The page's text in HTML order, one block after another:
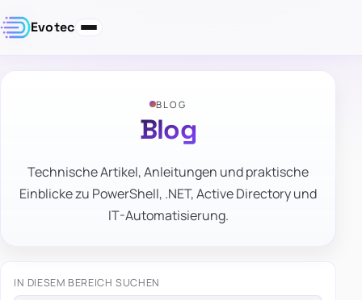
Evotec
BLOG
Blog
Technische Artikel, Anleitungen und praktische
Einblicke zu PowerShell, .NET, Active Directory und
IT-Automatisierung.
IN DIESEM BEREICH SUCHEN